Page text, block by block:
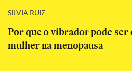
SILVIA RUIZ
Por que o vibrador pode
mulher na menopausa